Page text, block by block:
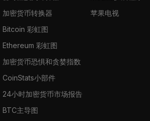
加密货币转换器
Bitcoin 彩虹图
Ethereum 彩虹图
加密货币恐惧和贪婪指数
CoinStats小部件
24小时加密货币市场报告
BTC主导图
苹果电视